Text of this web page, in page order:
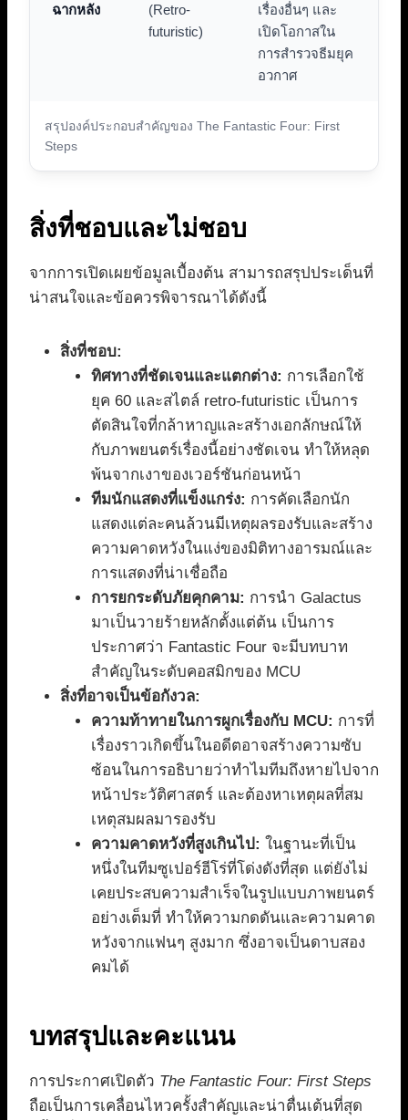
สรุปองค์ประกอบสำคัญของ The Fantastic Four: First
Steps
ฉากหลัง
(Retro-
futuristic)
เรื่องอื่นๆ และ
เปิดโอกาสใน
การสำรวจธีมยุค
อวกาศ
สิ่งที่ชอบและไม่ชอบ
จากการเปิดเผยข้อมูลเบื้องต้น สามารถสรุปประเด็นที่
น่าสนใจและข้อควรพิจารณาได้ดังนี้
สิ่งที่ชอบ:
ทิศทางที่ชัดเจนและแตกต่าง: การเลือกใช้
ยุค 60 และสไตล์ retro-futuristic เป็นการ
ตัดสินใจที่กล้าหาญและสร้างเอกลักษณ์ให้
กับภาพยนตร์เรื่องนี้อย่างชัดเจน ทำให้หลุด
พ้นจากเงาของเวอร์ชันก่อนหน้า
ทีมนักแสดงที่แข็งแกร่ง: การคัดเลือกนัก
แสดงแต่ละคนล้วนมีเหตุผลรองรับและสร้าง
ความคาดหวังในแง่ของมิติทางอารมณ์และ
การแสดงที่น่าเชื่อถือ
การยกระดับภัยคุกคาม: การนำ Galactus
มาเป็นวายร้ายหลักตั้งแต่ต้น เป็นการ
ประกาศว่า Fantastic Four จะมีบทบาท
สำคัญในระดับคอสมิกของ MCU
สิ่งที่อาจเป็นข้อกังวล:
ความท้าทายในการผูกเรื่องกับ MCU: การที่
เรื่องราวเกิดขึ้นในอดีตอาจสร้างความซับ
ซ้อนในการอธิบายว่าทำไมทีมถึงหายไปจาก
หน้าประวัติศาสตร์ และต้องหาเหตุผลที่สม
เหตุสมผลมารองรับ
ความคาดหวังที่สูงเกินไป: ในฐานะที่เป็น
หนึ่งในทีมซูเปอร์ฮีโร่ที่โด่งดังที่สุด แต่ยังไม่
เคยประสบความสำเร็จในรูปแบบภาพยนตร์
อย่างเต็มที่ ทำให้ความกดดันและความคาด
หวังจากแฟนๆ สูงมาก ซึ่งอาจเป็นดาบสอง
คมได้
บทสรุปและคะแนน
การประกาศเปิดตัว The Fantastic Four: First Steps
ถือเป็นการเคลื่อนไหวครั้งสำคัญและน่าตื่นเต้นที่สุด